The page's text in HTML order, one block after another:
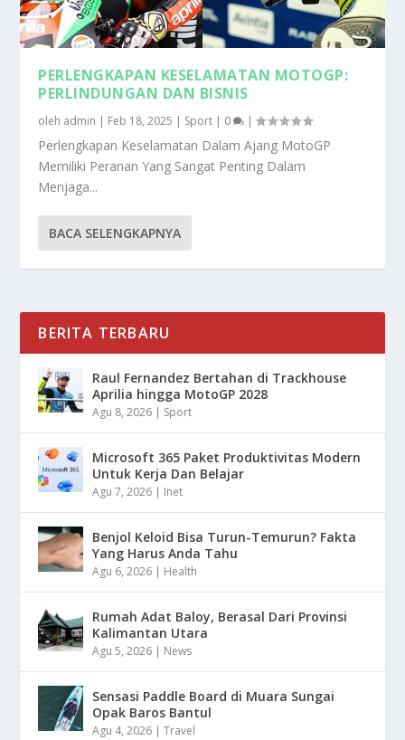
PERLENGKAPAN KESELAMATAN MOTOGP:
PERLINDUNGAN DAN BISNIS
oleh admin | Feb 18, 2025 | Sport | 0 |
Perlengkapan Keselamatan Dalam Ajang MotoGP
Memiliki Peranan Yang Sangat Penting Dalam
Menjaga...
BACA SELENGKAPNYA
BERITA TERBARU
Raul Fernandez Bertahan di Trackhouse
Aprilia hingga MotoGP 2028
Agu 8, 2026 | Sport
Microsoft 365 Paket Produktivitas Modern
Untuk Kerja Dan Belajar
Agu 7, 2026 | Inet
Benjol Keloid Bisa Turun-Temurun? Fakta
Yang Harus Anda Tahu
Agu 6, 2026 | Health
Rumah Adat Baloy, Berasal Dari Provinsi
Kalimantan Utara
Agu 5, 2026 | News
Sensasi Paddle Board di Muara Sungai
Opak Baros Bantul
Agu 4, 2026 |Travel